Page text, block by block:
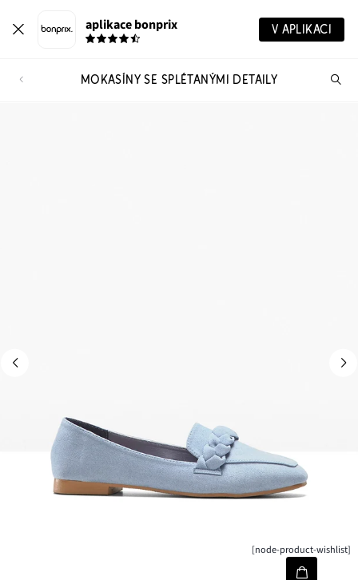
aplikace bonprix V APLIKACI
MOKASÍNY SE SPLÉTANÝMI DETAILY
[node-product-wishlist]